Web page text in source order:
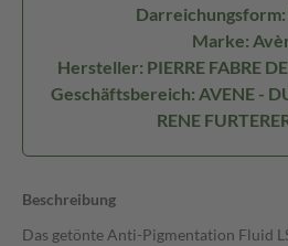
Darreichungsform:
Marke:
Hersteller: PIERRE FABRE
Geschäftsbereich: AVENE -
RENE
Beschreibung
Das getönte Anti-Pigmentation Fluid